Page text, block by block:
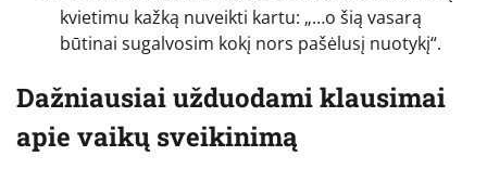
kvietimu kažką nuveikti kartu: „…o šią vasarą
būtinai sugalvosim kokį nors pašėlusį nuotykį“.
Dažniausiai užduodami klausimai
apie vaikų sveikinimą